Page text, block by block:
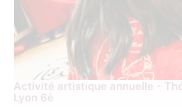
Activité artistique annuelle -
Lyon 6è